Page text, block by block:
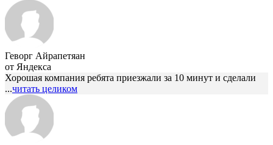
Геворг Айрапетяан
от Яндекса
Хорошая компания ребята приезжали за 10 минут и сделали
...читать целиком